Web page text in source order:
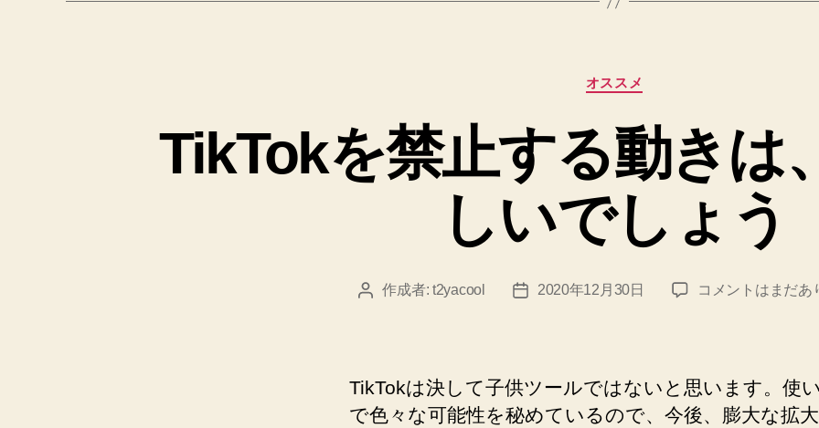
カ
テ
リ
ー
オススメ
TikTokを禁止する動きは
しいでしょう
投
作成者: t2yacool
投
2020年12月30日
TikTok
す
る
動
コメントはまだあ
TikTokは決して子供ツールではないと思います。使
で色々な可能性を秘めているので、今後、膨大な拡